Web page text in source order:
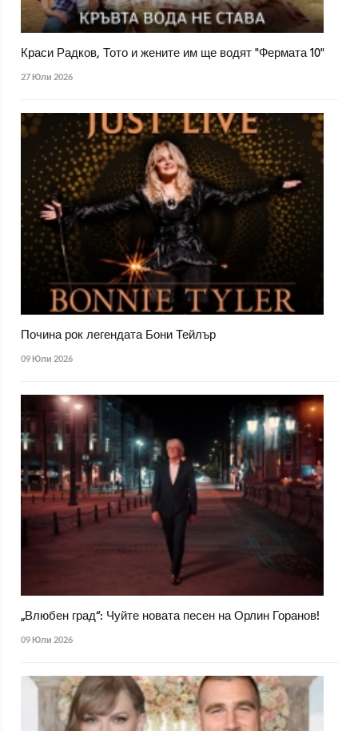
Краси Радков, Тото и жените им ще водят "Фермата 10"
27 Юли 2026
Почина рок легендата Бони Тейлър
09 Юли 2026
„Влюбен град“: Чуйте новата песен на Орлин Горанов!
09 Юли 2026